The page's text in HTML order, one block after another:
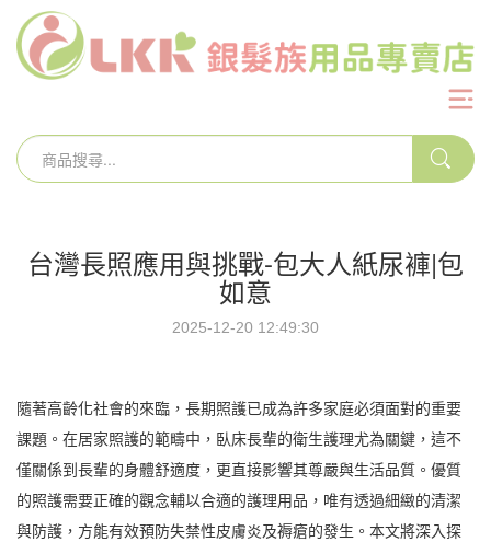
台灣長照應用與挑戰-包大人紙尿褲|包
如意
2025-12-20 12:49:30
隨著高齡化社會的來臨，長期照護已成為許多家庭必須面對的重要
課題。在居家照護的範疇中，臥床長輩的衛生護理尤為關鍵，這不
僅關係到長輩的身體舒適度，更直接影響其尊嚴與生活品質。優質
的照護需要正確的觀念輔以合適的護理用品，唯有透過細緻的清潔
與防護，方能有效預防失禁性皮膚炎及褥瘡的發生。本文將深入探